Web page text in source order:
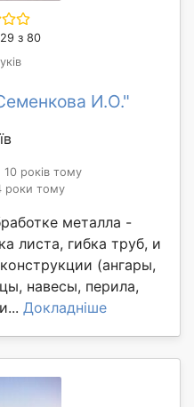
з 80
И.О."
років тому
роки тому
металла -
листа, гибка труб, и
(ангары,
навесы, перила,
Докладніше